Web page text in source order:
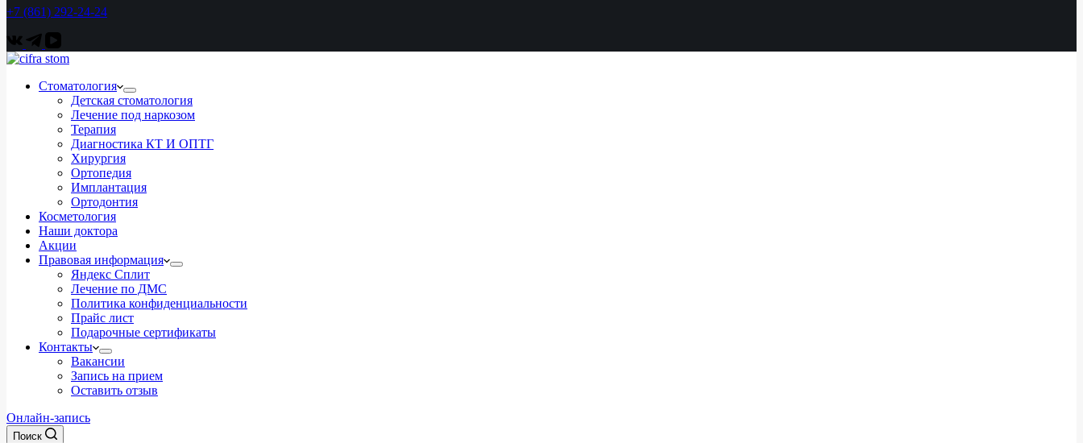
+7 (861) 292-24-24
Стоматология
Детская стоматология
Лечение под наркозом
Терапия
Диагностика КТ И ОПТГ
Хирургия
Ортопедия
Имплантация
Ортодонтия
Косметология
Наши доктора
Акции
Правовая информация
Яндекс Сплит
Лечение по ДМС
Политика конфиденциальности
Прайс лист
Подарочные сертификаты
Контакты
Вакансии
Запись на прием
Оставить отзыв
Онлайн-запись
Поиск